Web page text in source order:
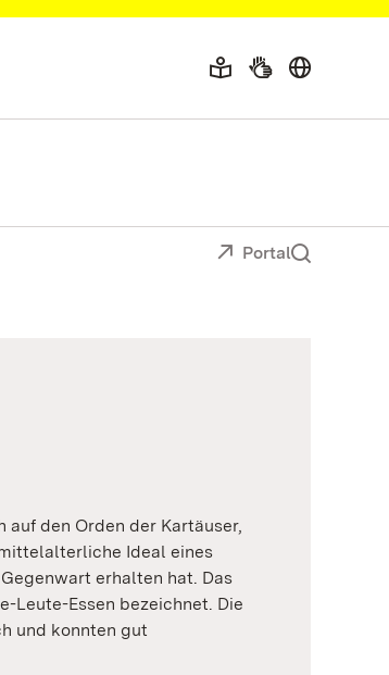
Portal
auf den Orden der Kartäuser,
Ideal eines
erhalten hat. Das
Leute-Essen bezeichnet. Die
und konnten gut